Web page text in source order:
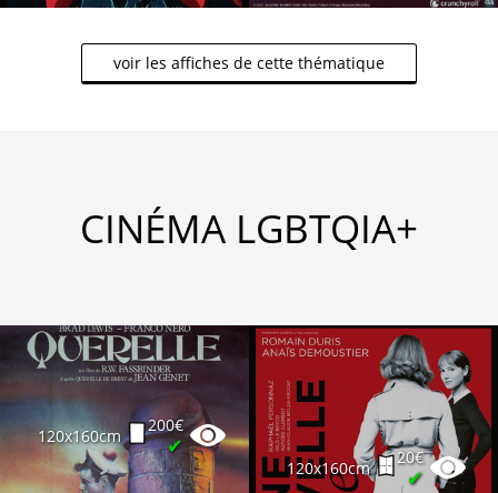
voir les affiches de cette thématique
CINÉMA LGBTQIA+
120x160cm
200€
✔
120x160cm
20€
✔